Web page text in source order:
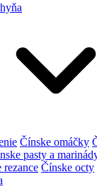
Čínske omáčky
pasty a
rezance Čínske octy